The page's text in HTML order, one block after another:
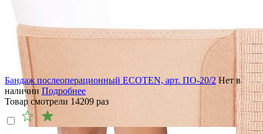
Бандаж послеоперационный ECOTEN, арт. ПО-20/2 Нет в
наличии Подробнее
Товар смотрели 14209 раз